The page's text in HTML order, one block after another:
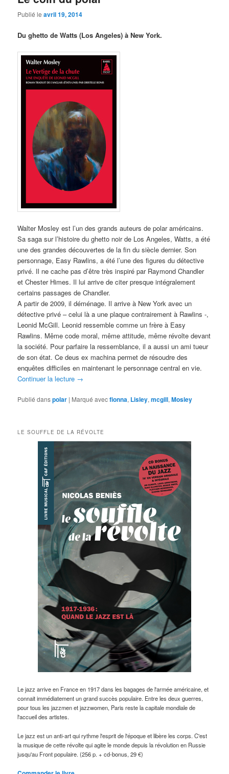
Publié leavril 19, 2014
Du ghetto de Watts (Los Angeles) à New York.
Walter Mosley est l’un des grands auteurs de polar américains.
Sa saga sur l’histoire du ghetto noir de Los Angeles, Watts, a été
une des grandes découvertes de la fin du siècle dernier. Son
personnage, Easy Rawlins, a été l’une des figures du détective
privé. Il ne cache pas d’être très inspiré par Raymond Chandler
et Chester Himes. Il lui arrive de citer presque intégralement
certains passages de Chandler.
A partir de 2009, il déménage. Il arrive à New York avec un
détective privé – celui là a une plaque contrairement à Rawlins -,
Leonid McGill. Leonid ressemble comme un frère à Easy
Rawlins. Même code moral, même attitude, même révolte devant
la société. Pour parfaire la ressemblance, il a aussi un ami tueur
de son état. Ce deus ex machina permet de résoudre des
enquêtes difficiles en maintenant le personnage central en vie.
Continuer la lecture →
Publié danspolar | Marqué avecfionna, Lisley,mcgill,Mosley
LE SOUFFLE DE LA RÉVOLTE
Le jazz arrive en France en 1917 dans les bagages de l'armée américaine, et
connait immédiatement un grand succès populaire. Entre les deux guerres,
pour tous les jazzmen et jazzwomen, Paris reste la capitale mondiale de
l'accueil des artistes.
Le jazz est un anti-art qui rythme l'esprit de l'époque et libère les corps. C'est
la musique de cette révolte qui agite le monde depuis la révolution en Russie
jusqu'au Front populaire. (256 p. + cd-bonus, 29 €)